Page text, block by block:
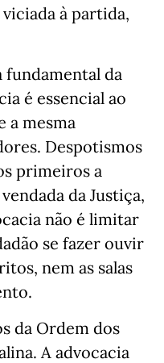
à partida,
fundamental da
é essencial ao
a mesma
Despotismos
primeiros a
da Justiça,
não é limitar
se fazer ouvir
nem as salas
da Ordem dos
A advocacia